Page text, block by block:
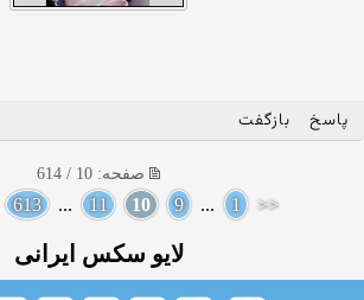
پاسخ بازگفت
صفحه: 10 / 614
<<
1
...
9
10
11
...
613
لایو سکس ایرانی